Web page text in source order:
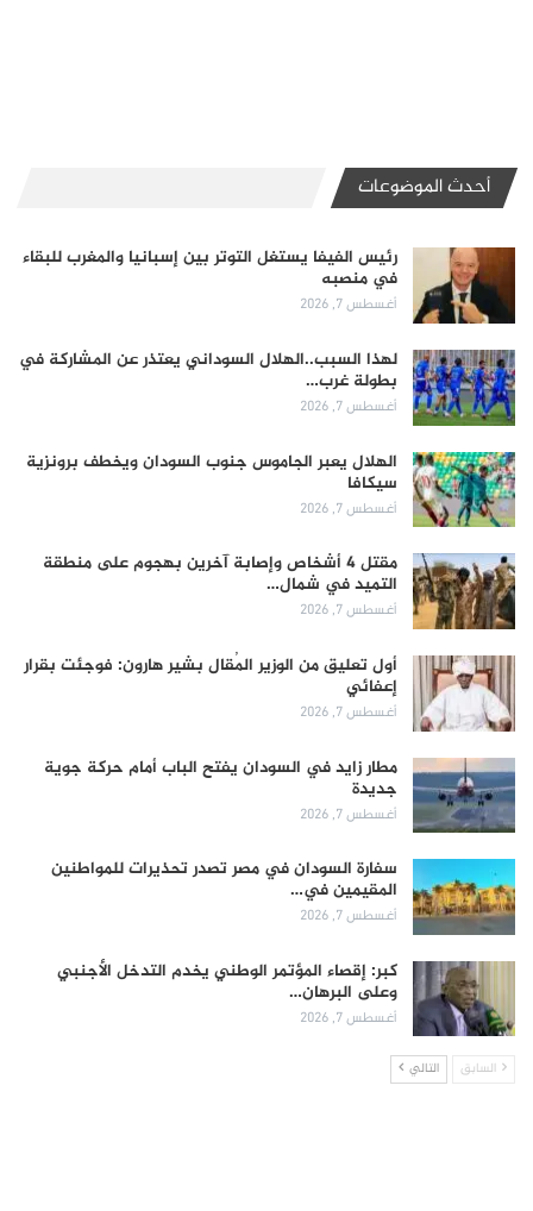
أحدث الموضوعات
رئيس الفيفا يستغل التوتر بين إسبانيا والمغرب للبقاء
في منصبه
أغسطس 7, 2026
لهذا السبب..الهلال السوداني يعتذر عن المشاركة في
بطولة غرب…
أغسطس 7, 2026
الهلال يعبر الجاموس جنوب السودان ويخطف برونزية
سيكافا
أغسطس 7, 2026
مقتل 4 أشخاص وإصابة آخرين بهجوم على منطقة
التميد في شمال…
أغسطس 7, 2026
أول تعليق من الوزير المُقال بشير هارون: فوجئت بقرار
إعفائي
أغسطس 7, 2026
مطار زايد في السودان يفتح الباب أمام حركة جوية
جديدة
أغسطس 7, 2026
سفارة السودان في مصر تصدر تحذيرات للمواطنين
المقيمين في…
أغسطس 7, 2026
كبر: إقصاء المؤتمر الوطني يخدم التدخل الأجنبي
وعلى البرهان…
أغسطس 7, 2026
السابق التالي